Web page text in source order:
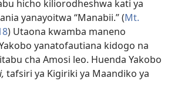
hicho kiliorodheshwa kati ya
yanayoitwa “Manabii.” (Mt.
) Utaona kwamba maneno
yanatofautiana kidogo na
cha Amosi leo. Huenda Yakobo
tafsiri ya Kigiriki ya Maandiko ya